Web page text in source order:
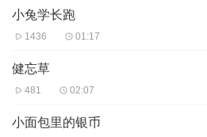
毅力赛跑，只有戴着自己的项链跑到终
检查一下项链。”
的...”
老牛裁判接着说：“小猫在比赛中碰到
小兔学长跑
1436 01:17
健忘草
481 02:07
小面包里的银币